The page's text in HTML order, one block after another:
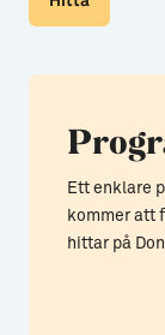
Ett enklare
kommer att
hittar på